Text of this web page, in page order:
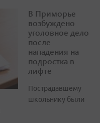
В Приморье
возбуждено
уголовное дело
после
нападения на
подростка в
лифте
Пострадавшему
школьнику были